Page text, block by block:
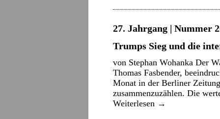
27. Jahrgang | Nummer
Trumps Sieg und die
von Stephan Wohanka Der
Thomas Fasbender,
Monat in der Berliner
zusammenzuzählen. Die
Weiterlesen →